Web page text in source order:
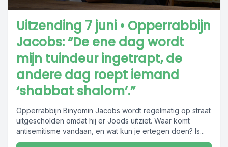
Uitzending 7 juni • Opperrabbijn
Jacobs: “De ene dag wordt
mijn tuindeur ingetrapt, de
andere dag roept iemand
‘shabbat shalom’.”
Opperrabbijn Binyomin Jacobs wordt regelmatig op straat
uitgescholden omdat hij er Joods uitziet. Waar komt
antisemitisme vandaan, en wat kun je ertegen doen? Is...